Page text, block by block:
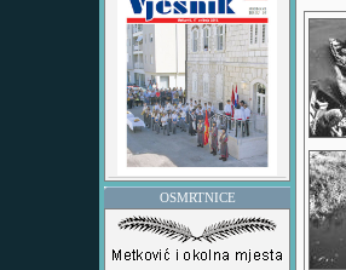
OSMRTNICE